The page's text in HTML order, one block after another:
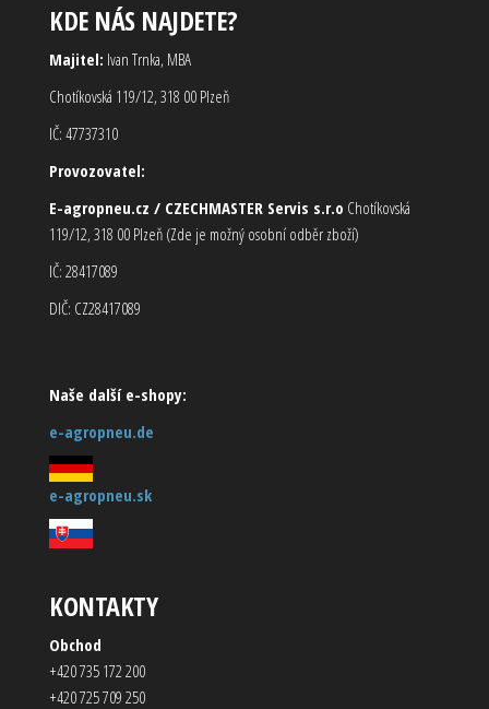
KDE NÁS NAJDETE?
Majitel: Ivan Trnka, MBA
Chotíkovská 119/12, 318 00 Plzeň
IČ: 47737310
Provozovatel:
E-agropneu.cz / CZECHMASTER Servis s.r.o Chotíkovská
119/12, 318 00 Plzeň (Zde je možný osobní odběr zboží)
IČ: 28417089
DIČ: CZ28417089
Naše další e-shopy:
e-agropneu.de
e-agropneu.sk
KONTAKTY
Obchod
+420 735 172 200
+420 725 709 250